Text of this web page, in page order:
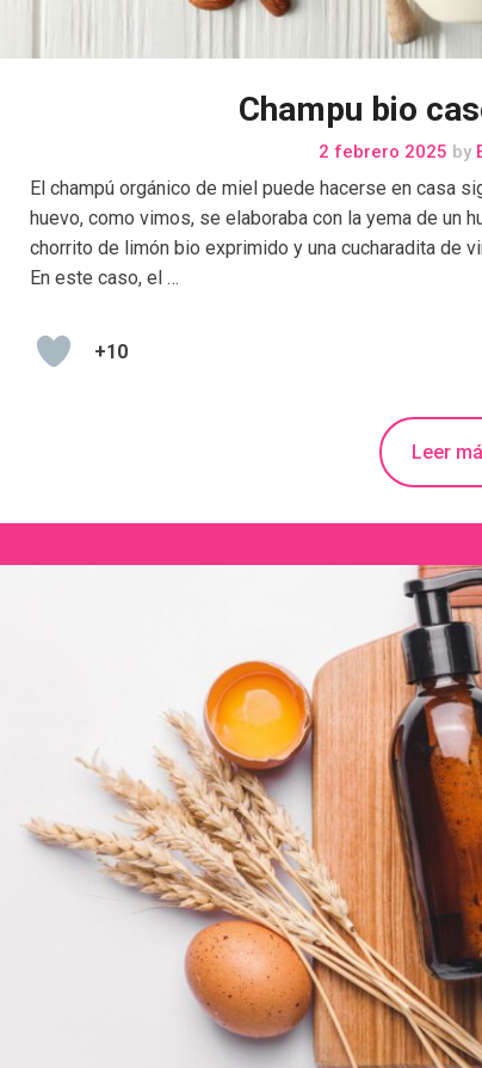
Champu bio
2 febrero 2025 by
El champú orgánico de miel puede hacerse en casa
huevo, como vimos, se elaboraba con la yema de un
chorrito de limón bio exprimido y una cucharadita de
En este caso, el …
+10
Leer